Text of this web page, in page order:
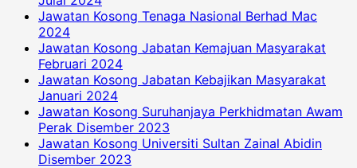
Jawatan Kosong Tenaga Nasional Berhad Mac
2024
Jawatan Kosong Jabatan Kemajuan Masyarakat
Februari 2024
Jawatan Kosong Jabatan Kebajikan Masyarakat
Januari 2024
Jawatan Kosong Suruhanjaya Perkhidmatan Awam
Perak Disember 2023
Jawatan Kosong Universiti Sultan Zainal Abidin
Disember 2023